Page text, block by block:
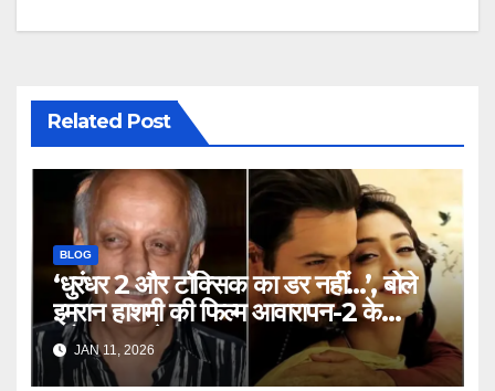
Related Post
BLOG
‘धुरंधर 2 और टॉक्सिक का डर नहीं…’, बोले
इमरान हाशमी की फिल्म आवारापन-2 के
प्रोड्यूसर मुकेश भट्ट – Mukesh
Bhatt on Emraan Hashmi
JAN 11, 2026